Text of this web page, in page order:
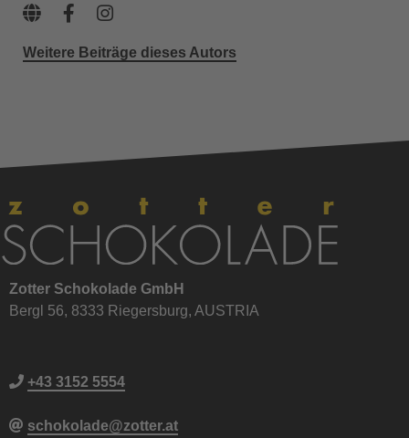
Weitere Beiträge dieses Autors
Zotter Schokolade GmbH
Bergl 56, 8333 Riegersburg, AUSTRIA
+43 3152 5554
schokolade@zotter.at